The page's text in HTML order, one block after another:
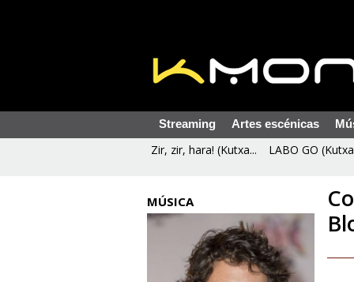
Streaming Artes escénicas
Zir, zir, hara! (Kutxa... LABO GO
MÚSICA